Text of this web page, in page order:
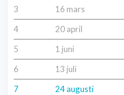
3
16 mars
4
20 april
5
1 juni
6
13 juli
7
24 augusti